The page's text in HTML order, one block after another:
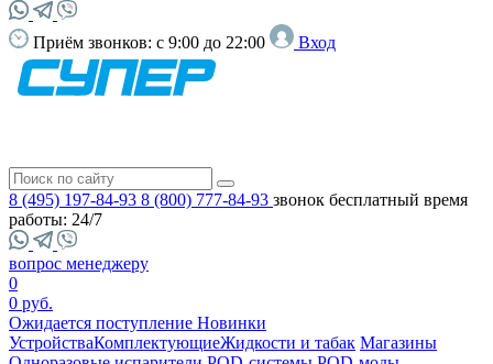
Приём звонков: с 9:00 до 22:00 Вход
8 (495) 197-84-93 8 (800) 777-84-93 звонок бесплатный время
работы: 24/7
вопрос менеджеру
0
0 руб.
Ожидается поступление Новинки
УстройстваКомплектующиеЖидкости и табак Магазины